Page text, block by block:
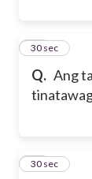
Q. Ang
tinatawag
22
30 sec
23
30 sec